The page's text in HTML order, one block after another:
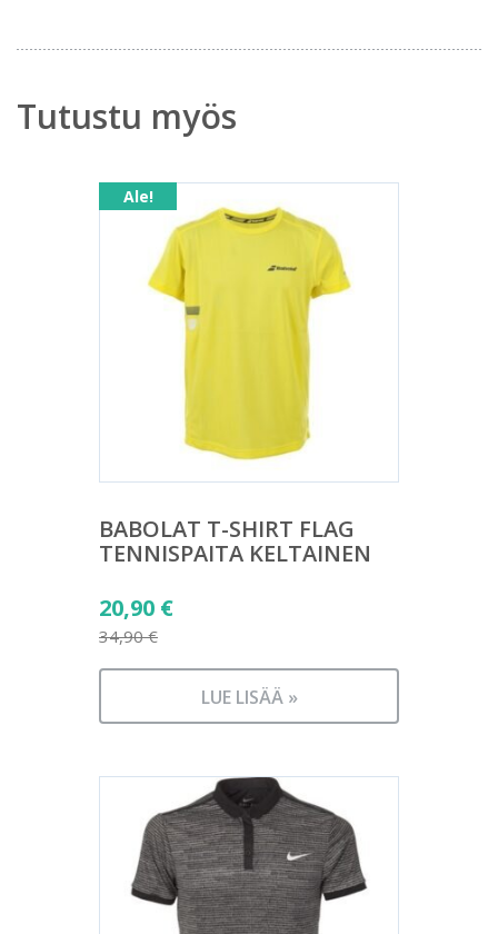
Tutustu myös
Ale!
BABOLAT T-SHIRT FLAG
TENNISPAITA KELTAINEN
34,90€
Alkuperäinen
hinta
oli:
20,90 €
Nykyinen
on:
LUE LISÄÄ »